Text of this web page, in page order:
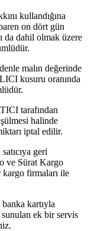
kullandığına
on dört gün
da dahil olmak üzere
malın değerinde
kusuru oranında
tarafından
halinde
iptal edilir.
geri
ve Sürat Kargo
kargo firmaları ile
kartıyla
ek bir servis